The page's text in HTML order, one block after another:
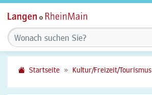
Startseite Kultur/Freizeit/Tourismus